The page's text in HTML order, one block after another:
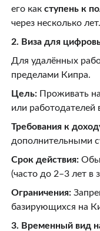
его как ступень к
через несколько лет.
2. Виза для
Для удалённых
пределами Кипра.
Цель: Проживать
или работодателей
Требования к
дополнительными
Срок действия:
(часто до 2–3 лет в
Ограничения:
базирующихся на
3. Временный вид